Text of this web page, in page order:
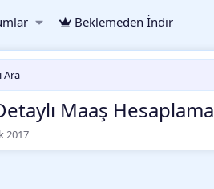
Beklemeden İndir
Ara
Maaş Hesaplama
2017